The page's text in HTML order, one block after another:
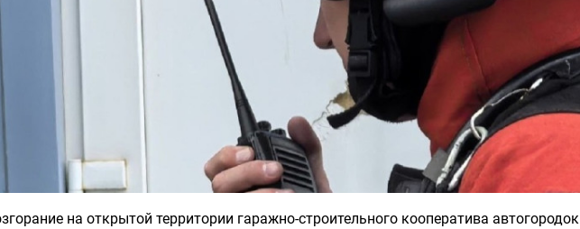
на открытой территории гаражно-строительного кооператива автогородок